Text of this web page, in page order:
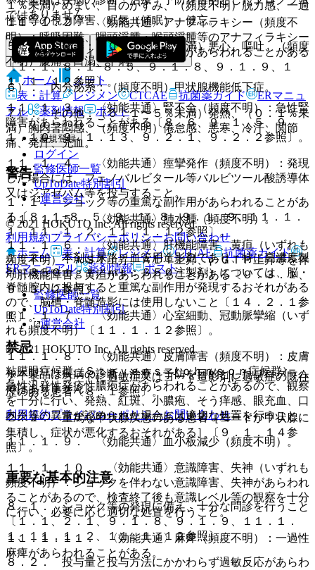
１％未満）めまい、目のかすみ、（頻度不明）脱力感、一過
性盲等の視力障害、眠気（傾眠）、健忘。
５）． 消化器：（０．１〜５％未満）悪心、嘔吐、（頻度
不明）腹痛、口渇、下痢。
６）． 内分泌系：（頻度不明）甲状腺機能低下症。
７）． その他：（０．１〜５％未満）発熱、（０．１％未
満）胸内苦悶感、（頻度不明）倦怠感、悪寒、冷汗、関節
痛、発汗、充血。
警告
１．１． ショック等の重篤な副作用があらわれることがあ
る〔８．１−８．５、９．１．８、９．１．９、１１．１．
１、１１．１．２、１１．１．１２参照〕。
１．２． 本剤は尿路・血管用造影剤であり、特に高濃度製
剤（３５０ｍｇＩ／ｍＬ：３５０注製剤）については、脳・
脊髄腔内に投与すると重篤な副作用が発現するおそれがある
ので、脳槽・脊髄造影には使用しないこと〔１４．２．１参
照〕。
禁忌
２．１． ヨードに過敏症又はヨード造影剤に過敏症の既往
歴のある患者〔８．１参照〕。
２．２． 重篤な甲状腺疾患のある患者［ヨードが甲状腺に
集積し、症状が悪化するおそれがある］〔９．１．１４参
照〕。
重要な基本的注意
８．１． ショック等の発現に備え、十分な問診を行うこと
〔１．１、２．１、９．１．８、９．１．９、１１．１．
１、１１．１．２、１１．１．１２参照〕。
８．２． 投与量と投与方法にかかわらず過敏反応があらわ
１１．１．２． 〈効能共通〉アナフィラキシー（頻度不
明）：呼吸困難、咽頭浮腫・喉頭浮腫等のアナフィラキシー
（遅発性アナフィラキシーを含む）があらわれることがある
〔１．１、８．１−８．５、９．１．８、９．１．９、１
１．１．１２参照〕。
１１．１．３． 〈効能共通〉腎不全（頻度不明）：急性腎
障害があらわれることがある〔８．６、９．１．５、９．
１．１０、９．１．１３、９．２．１、９．２．２参照〕。
１１．１．４． 〈効能共通〉痙攣発作（頻度不明）：発現
した場合には、フェノバルビタール等バルビツール酸誘導体
又はジアゼパム等を投与すること。
１１．１．５． 〈効能共通〉肺水腫（頻度不明）。
１１．１．６． 〈効能共通〉肝機能障害、黄疸（いずれも
頻度不明）：ＡＳＴ上昇、ＡＬＴ上昇、γ−ＧＴＰ上昇等を伴
う肝機能障害、黄疸があらわれることがある〔９．３．１、
９．３．２参照〕。
１１．１．７． 〈効能共通〉心室細動、冠動脈攣縮（いず
れも頻度不明）〔１１．１．１２参照〕。
１１．１．８． 〈効能共通〉皮膚障害（頻度不明）：皮膚
粘膜眼症候群（Ｓｔｅｖｅｎｓ−Ｊｏｈｎｓｏｎ症候群）、
急性汎発性発疹性膿疱症があらわれることがあるので、観察
を十分に行い、発熱、紅斑、小膿疱、そう痒感、眼充血、口
内炎等の異常が認められた場合には適切な処置を行うこと。
１１．１．９． 〈効能共通〉血小板減少（頻度不明）。
１１．１．１０． 〈効能共通〉意識障害、失神（いずれも
頻度不明）：ショックを伴わない意識障害、失神があらわれ
ることがあるので、検査終了後も意識レベル等の観察を十分
に行い、必要に応じ適切な処置を行うこと。
１１．１．１１． 〈効能共通〉麻痺（頻度不明）：一過性
麻痺があらわれることがある。
ではありません。
ホーム
ノート
表・計算
レジメン CTCAE 抗菌薬ガイド
ERマニュ
アル
薬剤情報 ポスト
新規登録
ログイン
監修医師一覧
UpToDate特別割引
運営会社
© 2021 HOKUTO Inc. All rights reserved.
利用規約プライバシーポリシーお問い合わせ
ホーム
表・計算 レジメン CTCAE
抗菌薬ガイド
ERマニュアル
薬剤情報 ポスト
監修医師一覧
UpToDate特別割引
運営会社
© 2021 HOKUTO Inc. All rights reserved.
※本製品は疾病の診断・治療・予防を目的としたプログラム
ではありません。
利用規約プライバシーポリシーお問い合わせ